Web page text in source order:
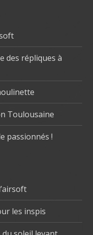
des répliques à
Toulousaine
passionnés !
les inspis